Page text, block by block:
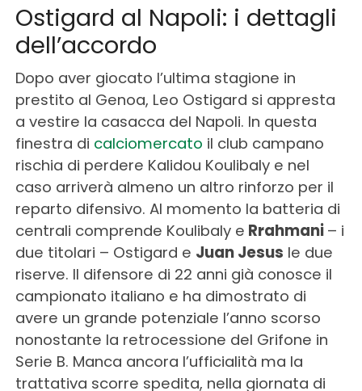
Ostigard al Napoli: i dettagli
dell’accordo
Dopo aver giocato l’ultima stagione in
prestito al Genoa, Leo Ostigard si appresta
a vestire la casacca del Napoli. In questa
finestra di calciomercato il club campano
rischia di perdere Kalidou Koulibaly e nel
caso arriverà almeno un altro rinforzo per il
reparto difensivo. Al momento la batteria di
centrali comprende Koulibaly e Rrahmani – i
due titolari – Ostigard e Juan Jesus le due
riserve. Il difensore di 22 anni già conosce il
campionato italiano e ha dimostrato di
avere un grande potenziale l’anno scorso
nonostante la retrocessione del Grifone in
Serie B. Manca ancora l’ufficialità ma la
trattativa scorre spedita, nella giornata di